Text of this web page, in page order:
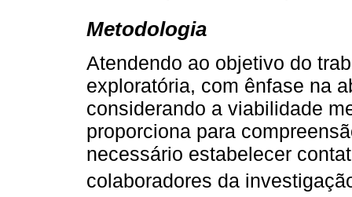
Metodologia
Atendendo ao objetivo do
exploratória, com ênfase na
considerando a viabilidade
proporciona para
necessário estabelecer
colaboradores da